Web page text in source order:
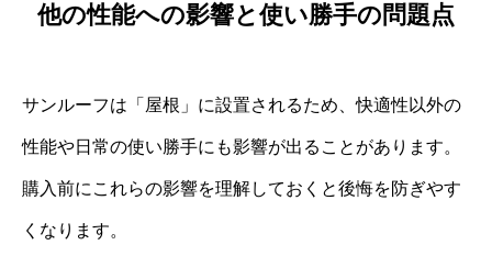
他の性能への影響と使い勝手の問題点
サンルーフは「屋根」に設置されるため、快適性以外の
性能や日常の使い勝手にも影響が出ることがあります。
購入前にこれらの影響を理解しておくと後悔を防ぎやす
くなります。